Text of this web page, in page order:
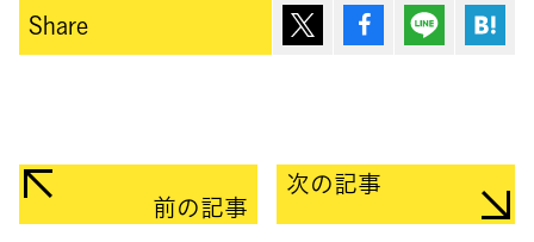
Share ポスト シェア Lineで送
前の記事
次の記事